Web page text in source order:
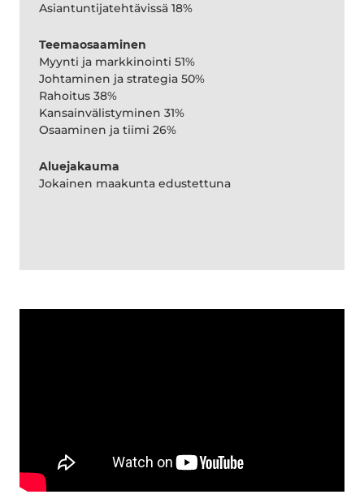
Asiantuntijatehtävissä 18%
Teemaosaaminen
Myynti ja markkinointi 51%
Johtaminen ja strategia 50%
Rahoitus 38%
Kansainvälistyminen 31%
Osaaminen ja tiimi 26%
Aluejakauma
Jokainen maakunta edustettuna